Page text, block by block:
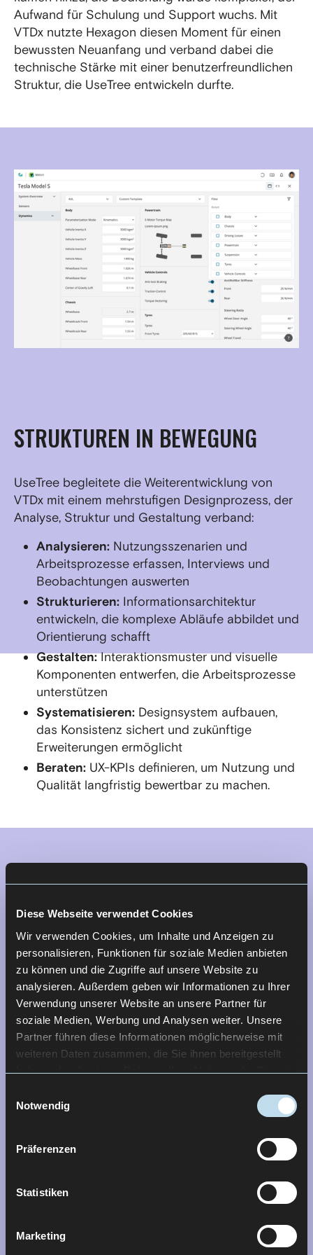
Diese Webseite verwendet Cookies
Wir verwenden Cookies, um Inhalte und Anzeigen zu
personalisieren, Funktionen für soziale Medien anbieten
zu können und die Zugriffe auf unsere Website zu
analysieren. Außerdem geben wir Informationen zu Ihrer
Verwendung unserer Website an unsere Partner für
soziale Medien, Werbung und Analysen weiter. Unsere
Partner führen diese Informationen möglicherweise mit
weiteren Daten zusammen, die Sie ihnen bereitgestellt
haben oder die sie im Rahmen Ihrer Nutzung der Dienste
Notwendig
Präferenzen
Statistiken
Marketing
Aufwand für Schulung und Support wuchs. Mit
VTDx nutzte Hexagon diesen Moment für einen
bewussten Neuanfang und verband dabei die
technische Stärke mit einer benutzerfreundlichen
Struktur, die UseTree entwickeln durfte.
STRUKTUREN IN BEWEGUNG
UseTree begleitete die Weiterentwicklung von
VTDx mit einem mehrstufigen Designprozess, der
Analyse, Struktur und Gestaltung verband:
Analysieren: Nutzungsszenarien und
Arbeitsprozesse erfassen, Interviews und
Beobachtungen auswerten
Strukturieren: Informationsarchitektur
entwickeln, die komplexe Abläufe abbildet und
Orientierung schafft
Gestalten:Interaktionsmuster und visuelle
Komponenten entwerfen, die Arbeitsprozesse
unterstützen
Systematisieren: Designsystem aufbauen,
das Konsistenz sichert und zukünftige
Erweiterungen ermöglicht
Beraten: UX-KPIs definieren, um Nutzung und
Qualität langfristig bewertbar zu machen.
WIRKUNG DURCH KLARHEIT
Das neue UI- und UX-Design von VTDx erleichtert